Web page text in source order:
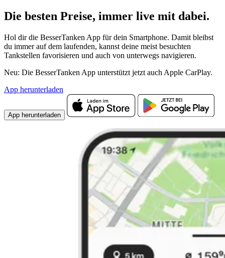
Die besten Preise, immer live mit dabei.
Hol dir die BesserTanken App für dein Smartphone. Damit bleibst
du immer auf dem laufenden, kannst deine meist besuchten
Tankstellen favorisieren und auch von unterwegs navigieren.
Neu: Die BesserTanken App unterstützt jetzt auch Apple CarPlay.
App herunterladen
App herunterladen